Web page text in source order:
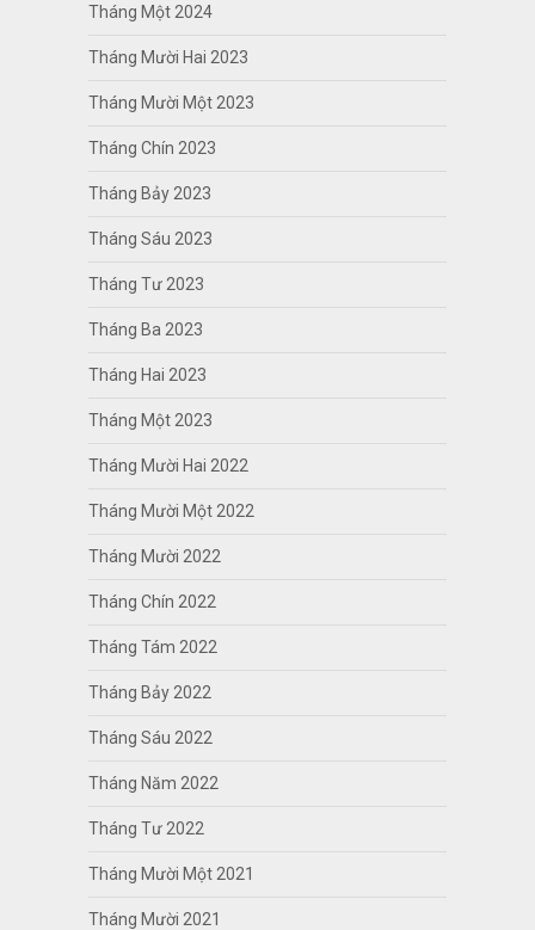
Tháng Một 2024
Tháng Mười Hai 2023
Tháng Mười Một 2023
Tháng Chín 2023
Tháng Bảy 2023
Tháng Sáu 2023
Tháng Tư 2023
Tháng Ba 2023
Tháng Hai 2023
Tháng Một 2023
Tháng Mười Hai 2022
Tháng Mười Một 2022
Tháng Mười 2022
Tháng Chín 2022
Tháng Tám 2022
Tháng Bảy 2022
Tháng Sáu 2022
Tháng Năm 2022
Tháng Tư 2022
Tháng Mười Một 2021
Tháng Mười 2021